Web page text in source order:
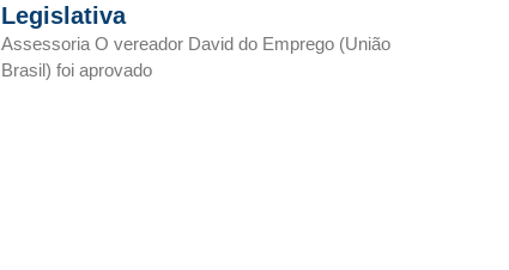
Legislativa
Assessoria O vereador David do Emprego (União
Brasil) foi aprovado